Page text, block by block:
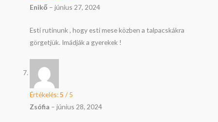
Enikő – június 27, 2024
Esti rutinunk , hogy esti mese közben a talpacskákra
görgetjük. Imádják a gyerekek !
Értékelés:5 / 5
Zsófia – június 28, 2024